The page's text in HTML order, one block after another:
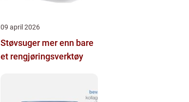
09 april 2026
Støvsuger mer enn bare
et rengjøringsverktøy